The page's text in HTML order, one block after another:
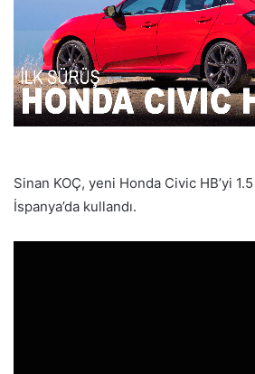
Sinan KOÇ, yeni Honda Civic HB’yi
İspanya’da kullandı.